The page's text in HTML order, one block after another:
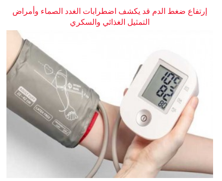
إرتفاع ضغط الدم قد يكشف اضطرابات الغدد الصماء وأمراض
التمثيل الغذائي والسكري